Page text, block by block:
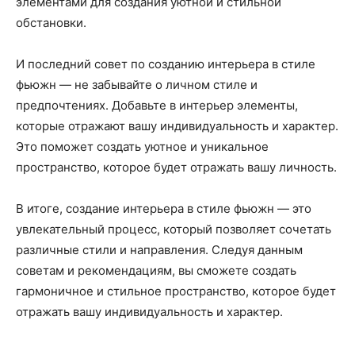
обстановки.
И последний совет по созданию интерьера в стиле
фьюжн — не забывайте о личном стиле и
предпочтениях. Добавьте в интерьер элементы,
которые отражают вашу индивидуальность и характер.
Это поможет создать уютное и уникальное
пространство, которое будет отражать вашу личность.
В итоге, создание интерьера в стиле фьюжн — это
увлекательный процесс, который позволяет сочетать
различные стили и направления. Следуя данным
советам и рекомендациям, вы сможете создать
гармоничное и стильное пространство, которое будет
отражать вашу индивидуальность и характер.